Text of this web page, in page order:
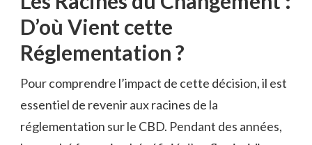
D’où Vient cette
Réglementation ?
Pour comprendre l’impact de cette décision, il est
essentiel de revenir aux racines de la
réglementation sur le CBD. Pendant des années,